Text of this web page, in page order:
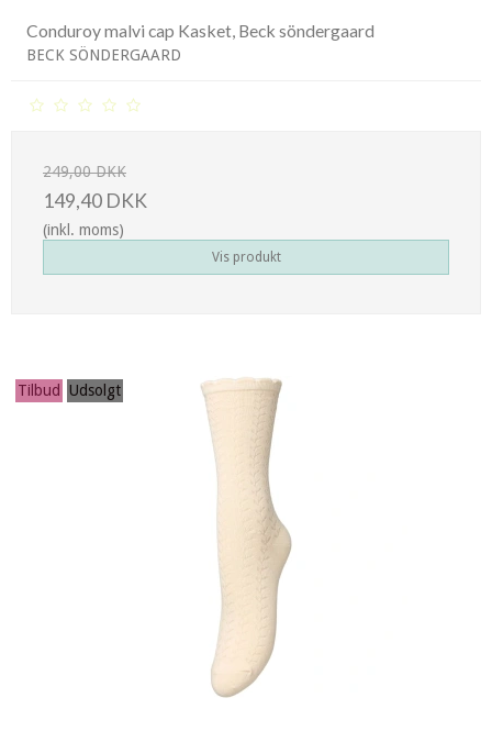
Conduroy malvi cap Kasket, Beck söndergaard
BECK SÖNDERGAARD
249,00 DKK
149,40 DKK
(inkl. moms)
Vis produkt
Tilbud Udsolgt